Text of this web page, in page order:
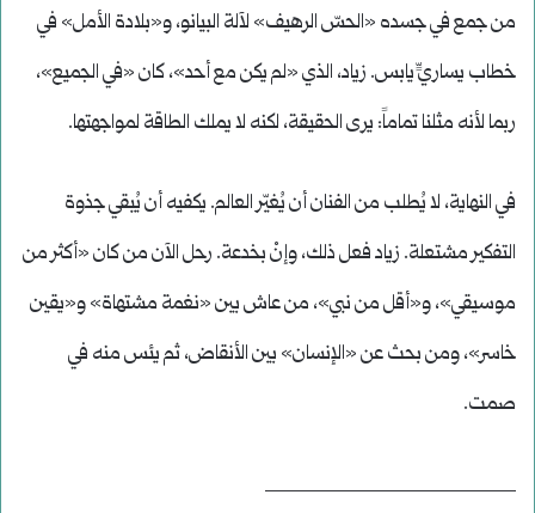
من جمع في جسده «الحسّ الرهيف» لآلة البيانو، و«بلادة الأمل» في
خطاب يساريٍّ يابس. زياد، الذي «لم يكن مع أحد»، كان «في الجميع»،
ربما لأنه مثلنا تماماً: يرى الحقيقة، لكنه لا يملك الطاقة لمواجهتها.
في النهاية، لا يُطلب من الفنان أن يُغيّر العالم. يكفيه أن يُبقي جذوة
التفكير مشتعلة. زياد فعل ذلك، وإنْ بخدعة. رحل الآن من كان «أكثر من
موسيقي»، و«أقل من نبي»، من عاش بين «نغمة مشتهاة» و«يقين
خاسر»، ومن بحث عن «الإنسان» بين الأنقاض، ثم يئس منه في
صمت.
_____________________